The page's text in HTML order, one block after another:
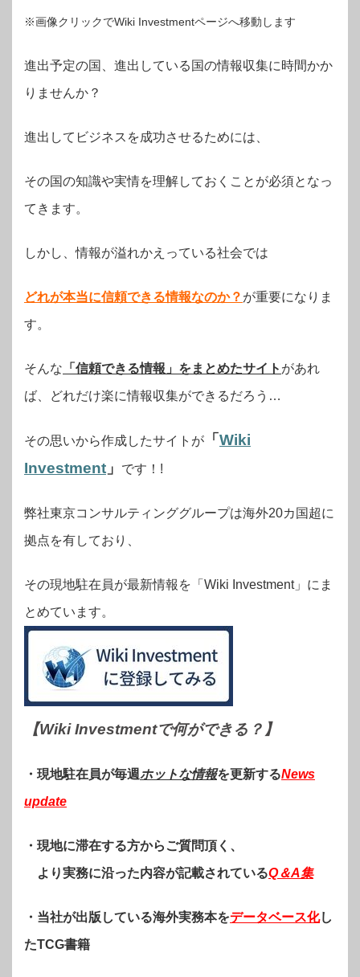
※画像クリックでWiki Investmentページへ移動します
進出予定の国、進出している国の情報収集に時間かか
りませんか？
進出してビジネスを成功させるためには、
その国の知識や実情を理解しておくことが必須となっ
てきます。
しかし、情報が溢れかえっている社会では
どれが本当に信頼できる情報なのか？ が重要になりま
す。
そんな 「信頼できる情報」をまとめたサイト があれ
ば、どれだけ楽に情報収集ができるだろう…
その思いから作成したサイトが 「 Wiki
Investment 」 です！!
弊社東京コンサルティンググループは海外20カ国超に
拠点を有しており、
その現地駐在員が最新情報を「Wiki Investment」にま
とめています。
【Wiki Investmentで何ができる？ 】
・現地駐在員が毎週ホットな情報を更新するNews
update
・現地に滞在する方からご質問頂く、
より実務に沿った内容が記載されているQ＆A集
・当社が出版している海外実務本をデータベース化し
たTCG書籍